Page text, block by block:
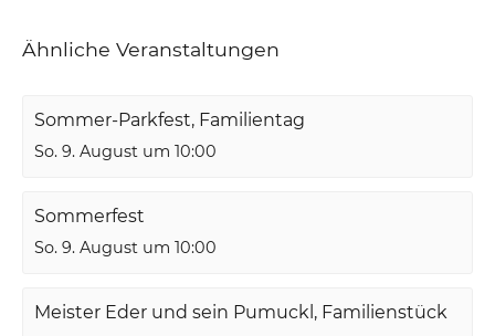
Ähnliche Veranstaltungen
Sommer-Parkfest, Familientag
So. 9. August um 10:00
Sommerfest
So. 9. August um 10:00
Meister Eder und sein Pumuckl, Familienstück